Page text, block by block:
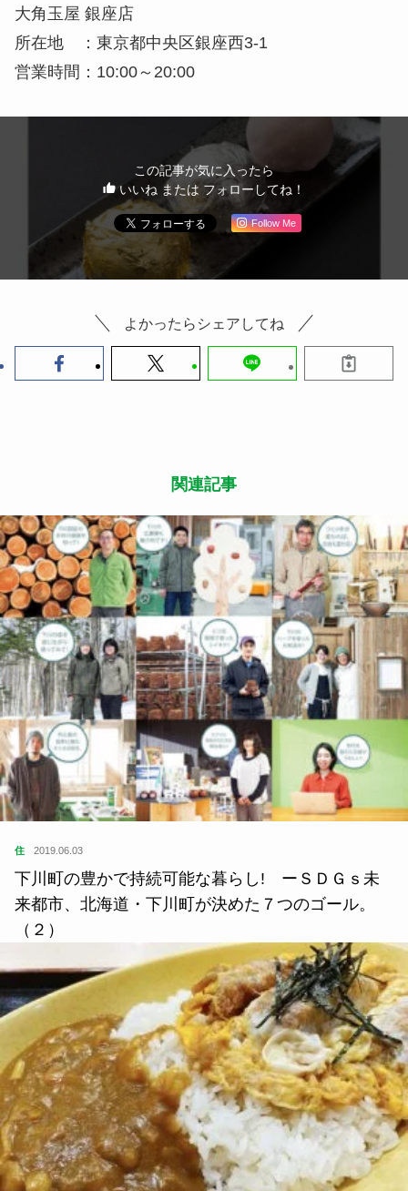
この記事が気に入ったら
いいね または フォローしてね！
よかったらシェアしてね
住 2019.06.03
下川町の豊かで持続可能な暮らし! ーＳＤＧｓ未
来都市、北海道・下川町が決めた７つのゴール。
（２）
食 2021.02.10
東京ローカルのおいしいカレーが食べたい｜カレー